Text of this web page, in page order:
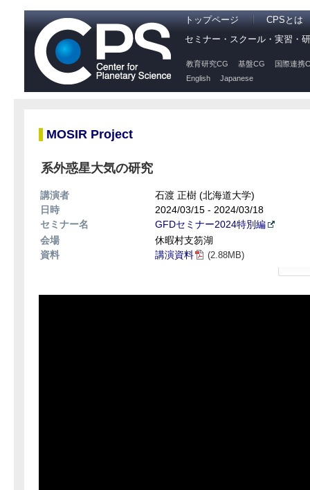
トップページ
CPSとは
セミナー・スクール・実習・
教育研究CG 基盤CG
国際連携
English
Japanese
MOSIR Project
系外惑星大気の研究
講演者
石渡 正樹 (北海道大学)
日時
2024/03/15 - 2024/03/18
セミナー名
GFDセミナー2024特別編
会場
休暇村支笏湖
資料
講演資料 (2.88MB)